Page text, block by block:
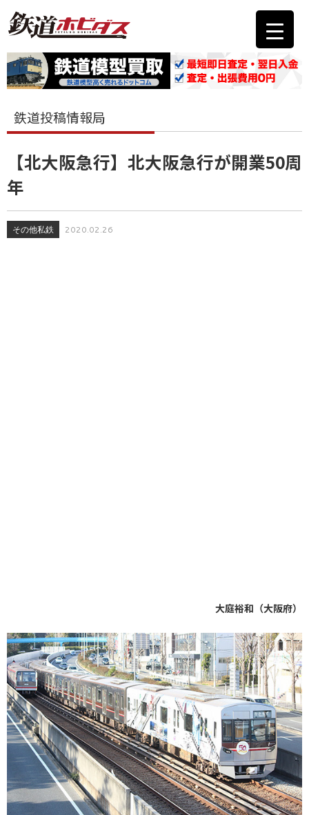
鉄道投稿情報局
【北大阪急行】北大阪急行が開業50周
年
その他私鉄 2020.02.26
大庭裕和（大阪府）